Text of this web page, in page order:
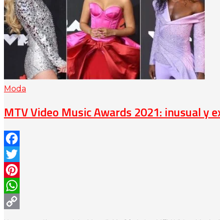
Moda
MTV Video Music Awards 2021: inusual y
Facebook
Twitter
Pinterest
WhatsApp
Copy